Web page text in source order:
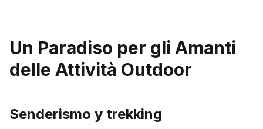
Un Paradiso per gli Amanti
delle Attività Outdoor
Senderismo y trekking